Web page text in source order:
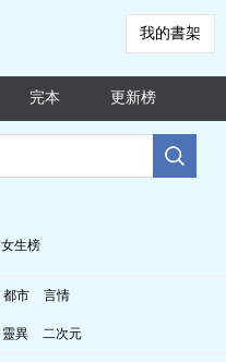
我的書架
完本 更新榜
女生榜
都市 言情
靈異 二次元